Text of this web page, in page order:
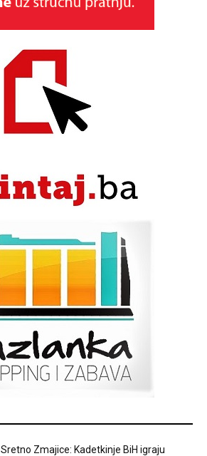
Sretno Zmajice: Kadetkinje BiH igraju